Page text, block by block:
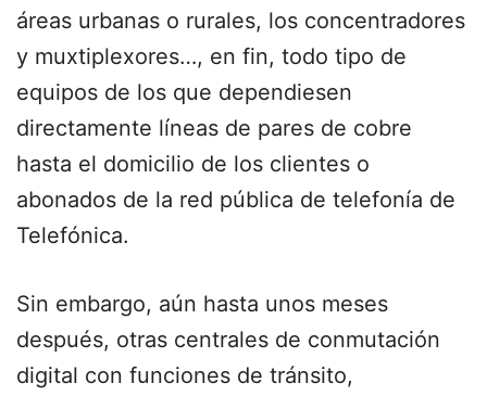
áreas urbanas o rurales, los concentradores
y muxtiplexores…, en fin, todo tipo de
equipos de los que dependiesen
directamente líneas de pares de cobre
hasta el domicilio de los clientes o
abonados de la red pública de telefonía de
Telefónica.
Sin embargo, aún hasta unos meses
después, otras centrales de conmutación
digital con funciones de tránsito,